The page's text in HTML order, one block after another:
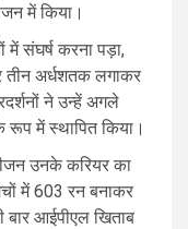
में किया।
संघर्ष करना पड़ा,
तीन अर्धशतक लगाकर
ने उन्हें अगले
रूप में स्थापित किया।
उनके करियर का
में 603 रन बनाकर
आईपीएल खिताब